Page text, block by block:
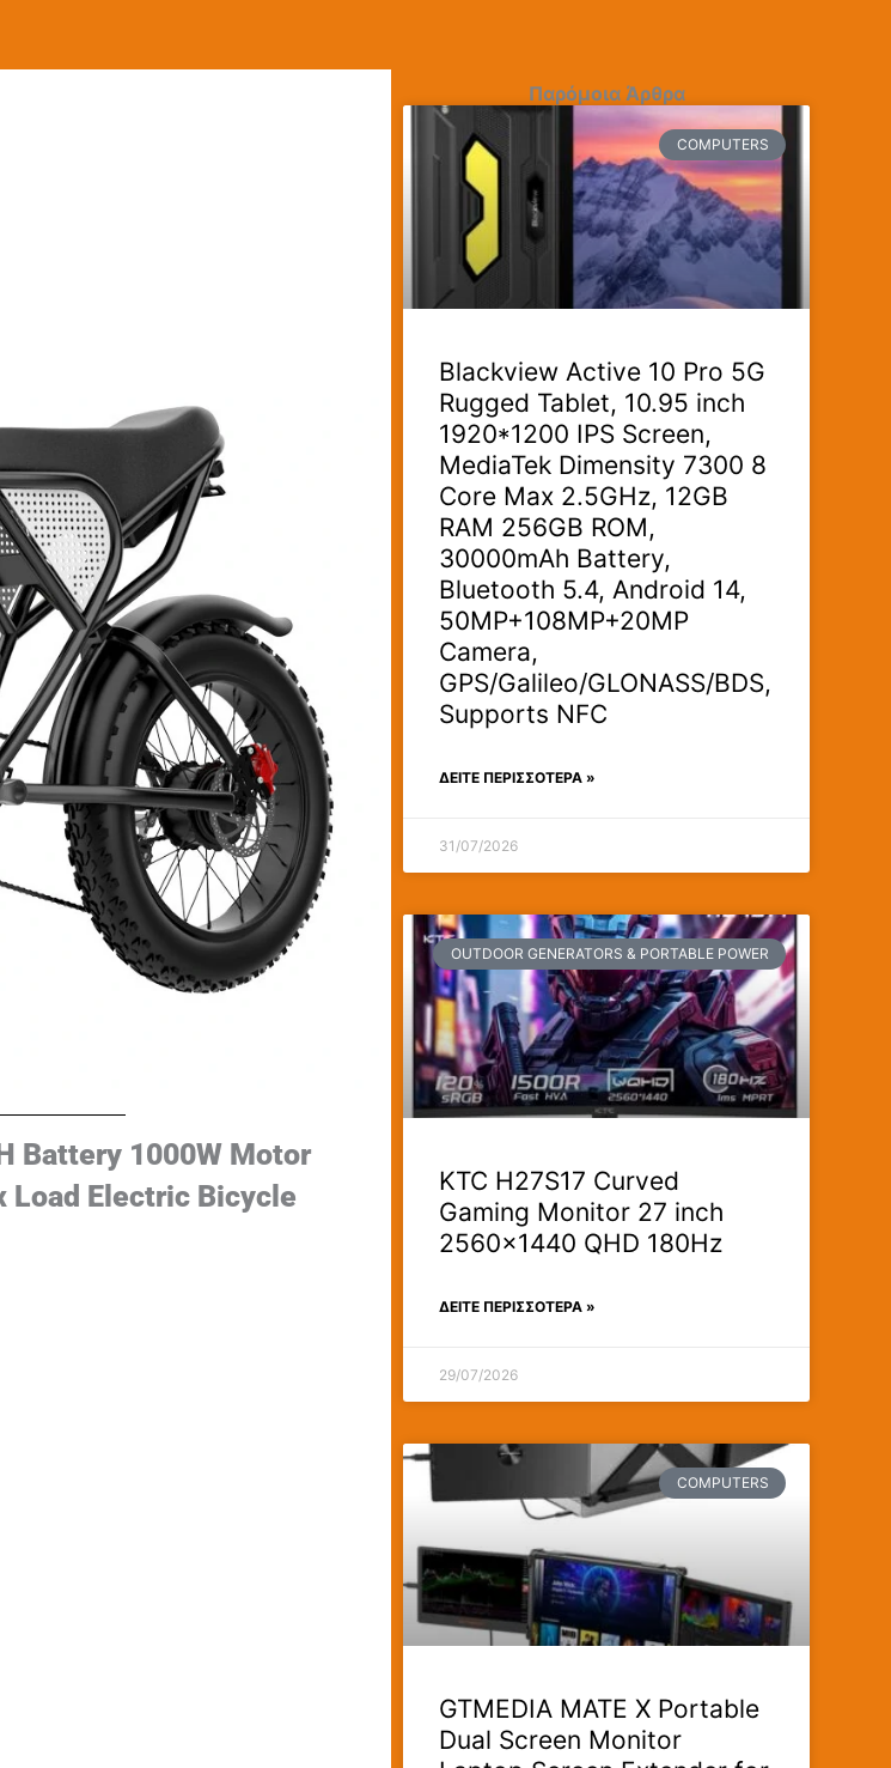
Battery 1000W Motor
Load Electric Bicycle
Παρόμοια Άρθρα
COMPUTERS
Blackview Active 10 Pro 5G
Rugged Tablet, 10.95 inch
1920*1200 IPS Screen,
MediaTek Dimensity 7300 8
Core Max 2.5GHz, 12GB
RAM 256GB ROM,
30000mAh Battery,
Bluetooth 5.4, Android 14,
50MP+108MP+20MP
Camera,
GPS/Galileo/GLONASS/BDS,
Supports NFC
ΔΕΊΤΕ ΠΕΡΙΣΣΟΤΕΡΑ »
31/07/2026
OUTDOOR GENERATORS & PORTABLE POWER
KTC H27S17 Curved
Gaming Monitor 27 inch
2560×1440 QHD 180Hz
ΔΕΊΤΕ ΠΕΡΙΣΣΟΤΕΡΑ »
29/07/2026
COMPUTERS
GTMEDIA MATE X Portable
Dual Screen Monitor